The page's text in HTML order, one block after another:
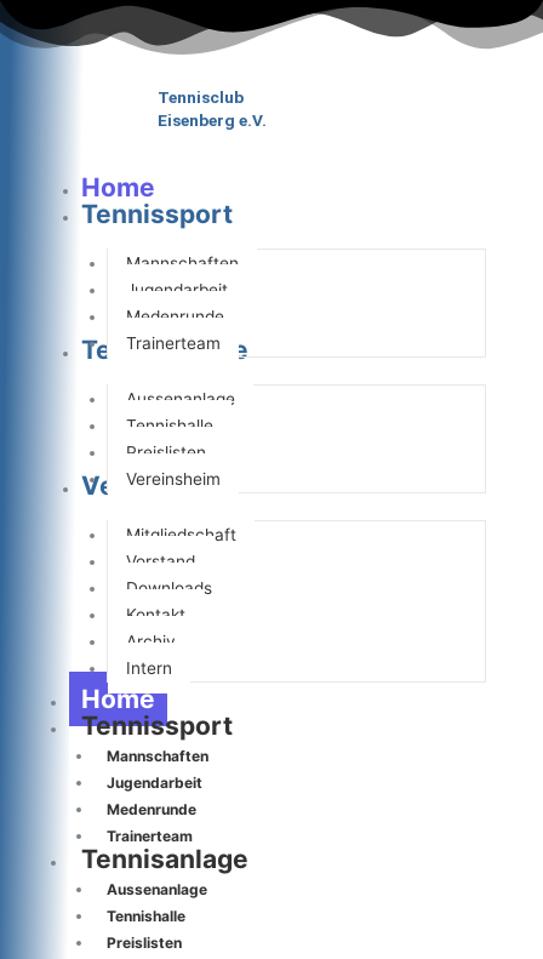
Zum
Inhalt
Tennisclub
Eisenberg e.V.
Home
Tennissport
Mannschaften
Jugendarbeit
Medenrunde
Trainerteam
Tennisanlage
Aussenanlage
Tennishalle
Preislisten
Vereinsheim
Verein
Mitgliedschaft
Vorstand
Downloads
Kontakt
Archiv
Intern
Home
Tennissport
Mannschaften
Jugendarbeit
Medenrunde
Trainerteam
Tennisanlage
Aussenanlage
Tennishalle
Preislisten